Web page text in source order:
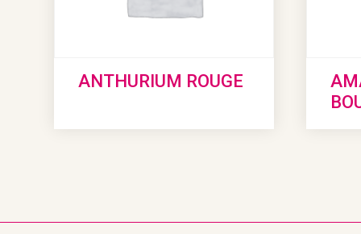
ANTHURIUM ROUGE